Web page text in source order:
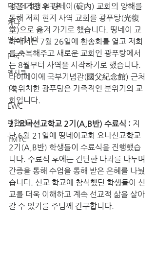
디모데 성경 연구원
케냐
인도네시아
P 국
멕시코
T국
EWC
대한민국
TMTC
정을 거친 후 띵네이(碇內) 교회의 양해를
통해 저희 현지 사역 교회를 광푸탕(光復
堂)으로 옮겨 가기로 했습니다. 띵네이 교
회에서는 7월 26일에 환송회를 열고 저희
를 축복해주고 새로운 교회인 광푸탕에서
는 8월부터 사역을 시작하기로 했습니다.
타이페이에 국부기념관(國父紀念館) 근처
에 위치한 광푸탕은 가족적인 분위기의 교
회입니다.
2. 요나선교학교 2기(A,B반) 수료식 : 지
난 6월 21일에 띵네이교회 요나선교학교
2기(A,B반) 학생들이 수료식을 진행했습
니다. 수료식 후에는 간단한 다과를 나누며
간증을 통해 수업을 통해 받은 은혜를 나눴
습니다. 선교 학교에 참석했던 학생들이 선
교를 더욱 이해하고 계속 선교적 삶을 살아
갈 수 있기를 주님께 간구합니다.